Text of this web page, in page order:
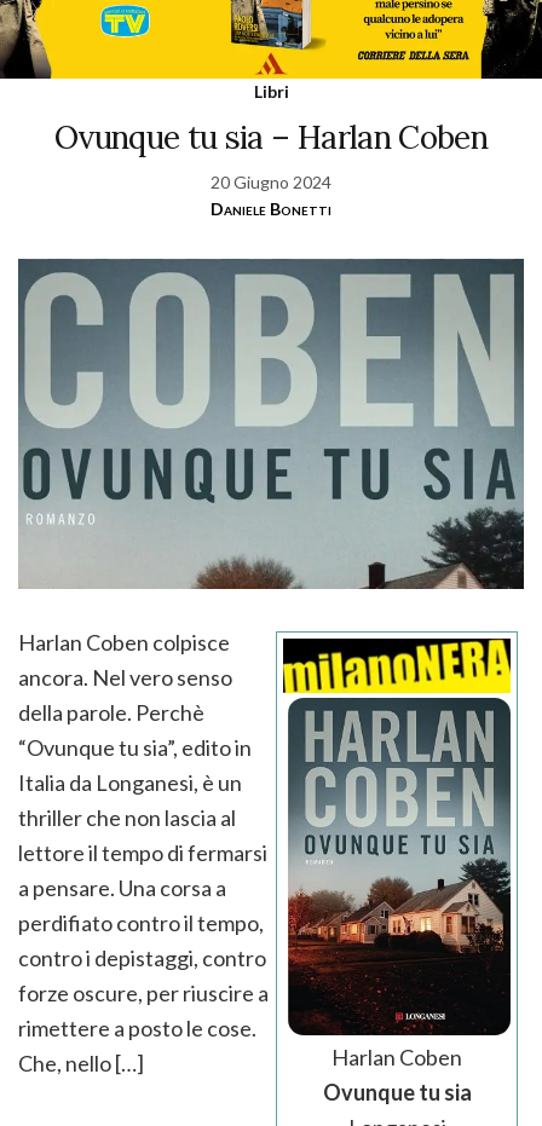
Libri
Ovunque tu sia – Harlan Coben
20 Giugno 2024
Daniele Bonetti
Harlan Coben
Ovunque tu sia
Harlan Coben colpisce
ancora. Nel vero senso
della parole. Perchè
“Ovunque tu sia”, edito in
Italia da Longanesi, è un
thriller che non lascia al
lettore il tempo di fermarsi
a pensare. Una corsa a
perdifiato contro il tempo,
contro i depistaggi, contro
forze oscure, per riuscire a
rimettere a posto le cose.
Che, nello […]